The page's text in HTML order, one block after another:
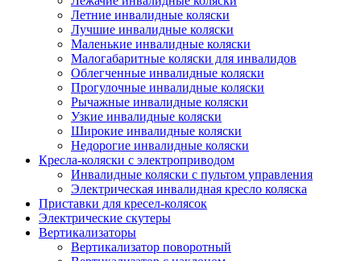
Летние инвалидные коляски
Лучшие инвалидные коляски
Маленькие инвалидные коляски
Малогабаритные коляски для инвалидов
Облегченные инвалидные коляски
Прогулочные инвалидные коляски
Рычажные инвалидные коляски
Узкие инвалидные коляски
Широкие инвалидные коляски
Недорогие инвалидные коляски
Кресла-коляски с электроприводом
Инвалидные коляски с пультом управления
Электрическая инвалидная кресло коляска
Приставки для кресел-колясок
Электрические скутеры
Вертикализаторы
Вертикализатор поворотный